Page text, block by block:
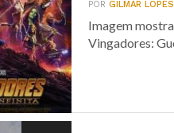
PORGILMAR LOPES
Imagem
Vingadores: